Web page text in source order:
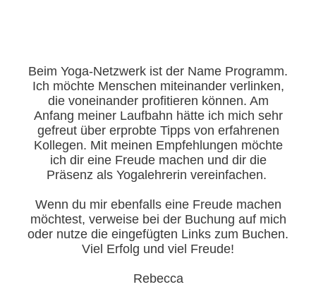
Beim Yoga-Netzwerk ist der Name Programm.
Ich möchte Menschen miteinander verlinken,
die voneinander profitieren können. Am
Anfang meiner Laufbahn hätte ich mich sehr
gefreut über erprobte Tipps von erfahrenen
Kollegen. Mit meinen Empfehlungen möchte
ich dir eine Freude machen und dir die
Präsenz als Yogalehrerin vereinfachen.
Wenn du mir ebenfalls eine Freude machen
möchtest, verweise bei der Buchung auf mich
oder nutze die eingefügten Links zum Buchen.
Viel Erfolg und viel Freude!
Rebecca